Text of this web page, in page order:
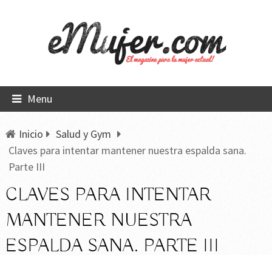
Menu
Inicio
Salud y Gym
Claves para intentar mantener nuestra espalda sana.
Parte III
CLAVES PARA INTENTAR
MANTENER NUESTRA
ESPALDA SANA. PARTE III